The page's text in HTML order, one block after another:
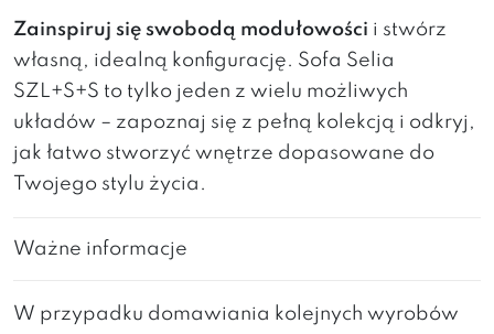
Zainspiruj się swobodą modułowości i stwórz
własną, idealną konfigurację. Sofa Selia
SZL+S+S to tylko jeden z wielu możliwych
układów – zapoznaj się z pełną kolekcją i odkryj,
jak łatwo stworzyć wnętrze dopasowane do
Twojego stylu życia.
Ważne informacje
W przypadku domawiania kolejnych wyrobów